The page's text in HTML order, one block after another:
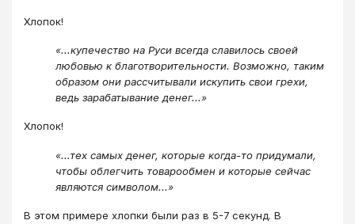
Хлопок!
«...купечество на Руси всегда славилось своей
любовью к благотворительности. Возможно, таким
образом они рассчитывали искупить свои грехи,
ведь зарабатывание денег...»
Хлопок!
«...тех самых денег, которые когда-то придумали,
чтобы облегчить товарообмен и которые сейчас
являются символом...»
В этом примере хлопки были раз в 5-7 секунд. В